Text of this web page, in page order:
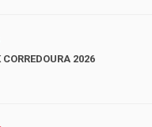
CORREDOURA 2026